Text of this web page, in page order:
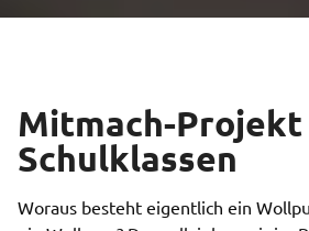
Mitmach-
Schulklassen
Woraus besteht eigentlich ein